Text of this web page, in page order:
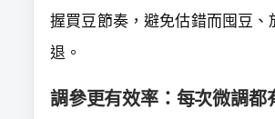
握買豆節奏，避免估錯而囤豆、
退。
調參更有效率：每次微調都